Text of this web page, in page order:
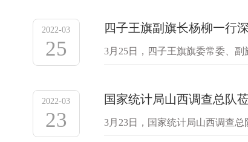
2022-03
25
四子王旗副旗长杨柳一行
3月25日，四子王旗旗委常委、
2022-03
23
国家统计局山西调查总队
3月23日，国家统计局山西调查